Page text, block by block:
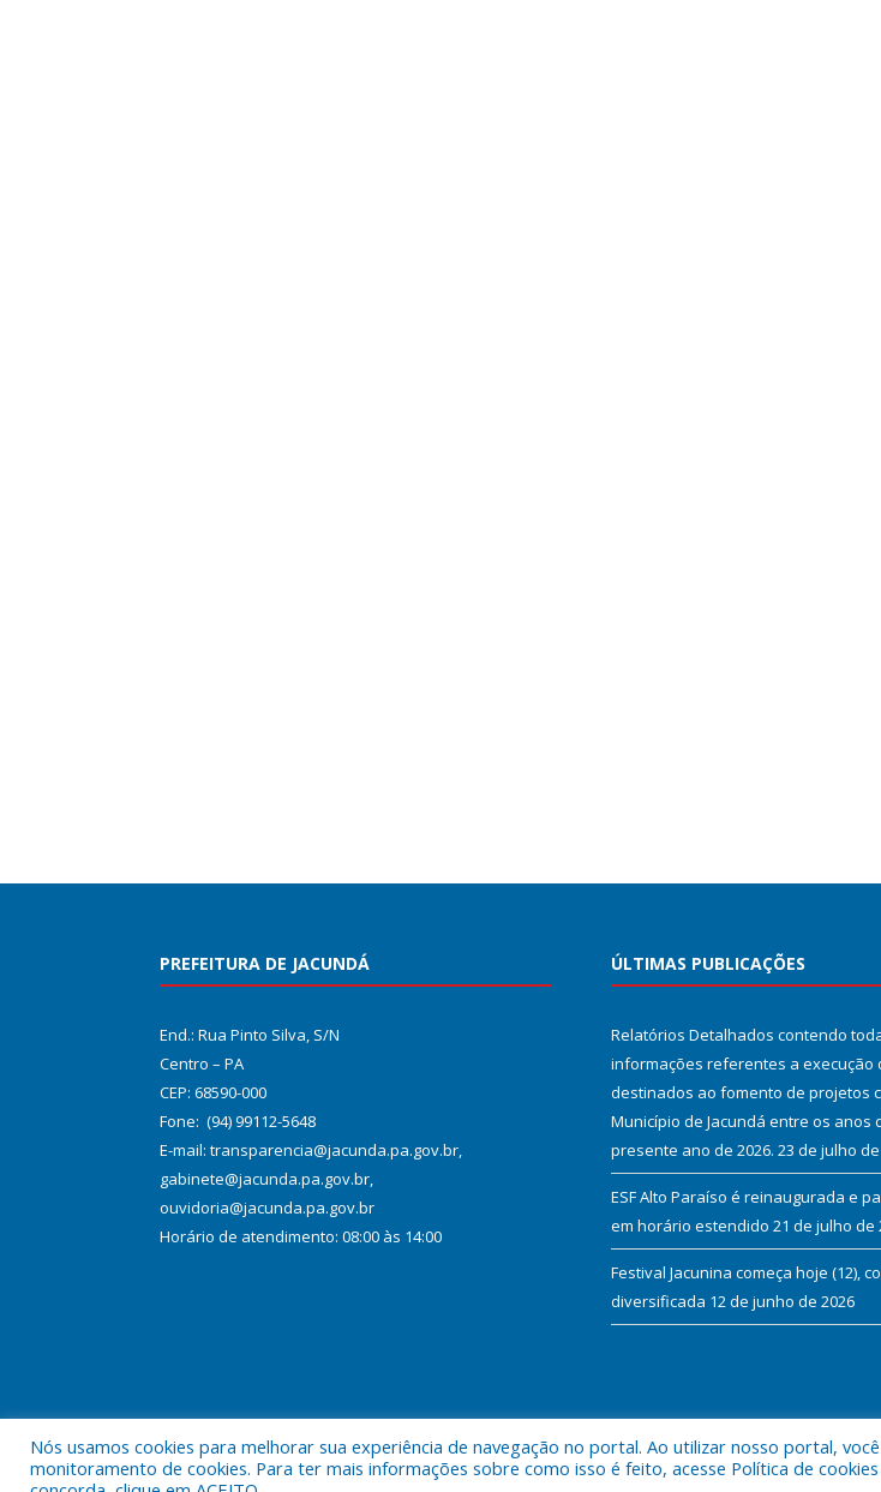
PREFEITURA DE JACUNDÁ
End.: Rua Pinto Silva, S/N
Centro – PA
CEP: 68590-000
Fone: (94) 99112-5648
E-mail: transparencia@jacunda.pa.gov.br,
gabinete@jacunda.pa.gov.br,
ouvidoria@jacunda.pa.gov.br
Horário de atendimento: 08:00 às 14:00
ÚLTIMAS PUBLICAÇÕES
Relatórios Detalhados contendo
informações referentes a execução
destinados ao fomento de projetos
Município de Jacundá entre os anos
presente ano de 2026. 23 de julho
ESF Alto Paraíso é reinaugurada e
em horário estendido 21 de julho de
Festival Jacunina começa hoje (12),
diversificada 12 de junho de 2026
Todos os direitos reservados a Prefeitura Municipal de Jacundá.
Nós usamos cookies para melhorar sua experiência de navegação no portal. Ao utilizar nosso portal,
monitoramento de cookies. Para ter mais informações sobre como isso é feito, acesse Política de